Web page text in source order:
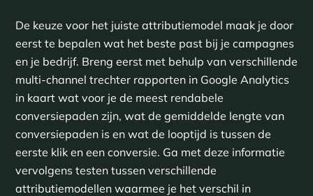
De keuze voor het juiste attributiemodel maak je door
eerst te bepalen wat het beste past bij je campagnes
en je bedrijf. Breng eerst met behulp van verschillende
multi-channel trechter rapporten in Google Analytics
in kaart wat voor je de meest rendabele
conversiepaden zijn, wat de gemiddelde lengte van
conversiepaden is en wat de looptijd is tussen de
eerste klik en een conversie. Ga met deze informatie
vervolgens testen tussen verschillende
attributiemodellen waarmee je het verschil in